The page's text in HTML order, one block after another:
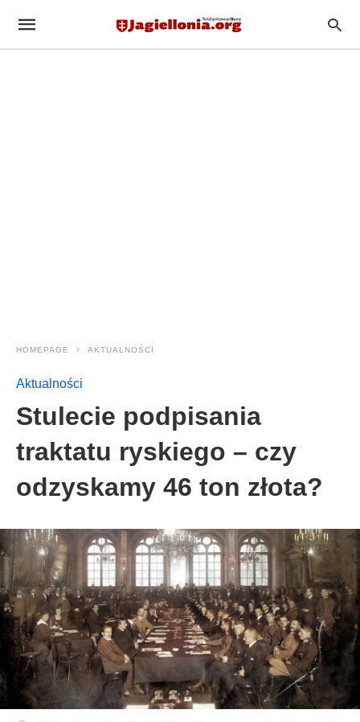
HOMEPAGE AKTUALNOŚCI
Aktualności
Stulecie podpisania
traktatu ryskiego – czy
odzyskamy 46 ton złota?